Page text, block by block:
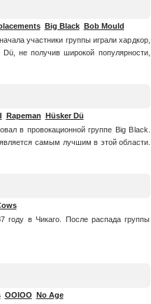
Big Black Bob Mould
участники группы играли хардкор,
не получив широкой популярности,
Rapeman Hüsker Dü
в провокационной группе Big Black.
самым лучшим в этой области.
году в Чикаго. После распада группы
OOIOO No Age